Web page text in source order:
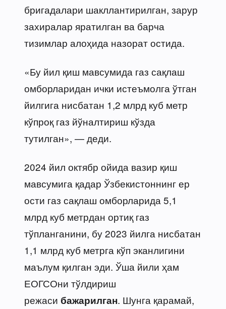
бригадалари шакллантирилган, зарур
захиралар яратилган ва барча
тизимлар алоҳида назорат остида.
«Бу йил қиш мавсумида газ сақлаш
омборларидан ички истеъмолга ўтган
йилгига нисбатан 1,2 млрд куб метр
кўпроқ газ йўналтириш кўзда
тутилган», — деди.
2024 йил октябр ойида вазир қиш
мавсумига қадар Ўзбекистоннинг ер
ости газ сақлаш омборларида 5,1
млрд куб метрдан ортиқ газ
тўпланганини, бу 2023 йилга нисбатан
1,1 млрд куб метрга кўп эканлигини
маълум қилган эди. Ўша йили ҳам
ЕОГСОни тўлдириш
режаси бажарилган. Шунга қарамай,